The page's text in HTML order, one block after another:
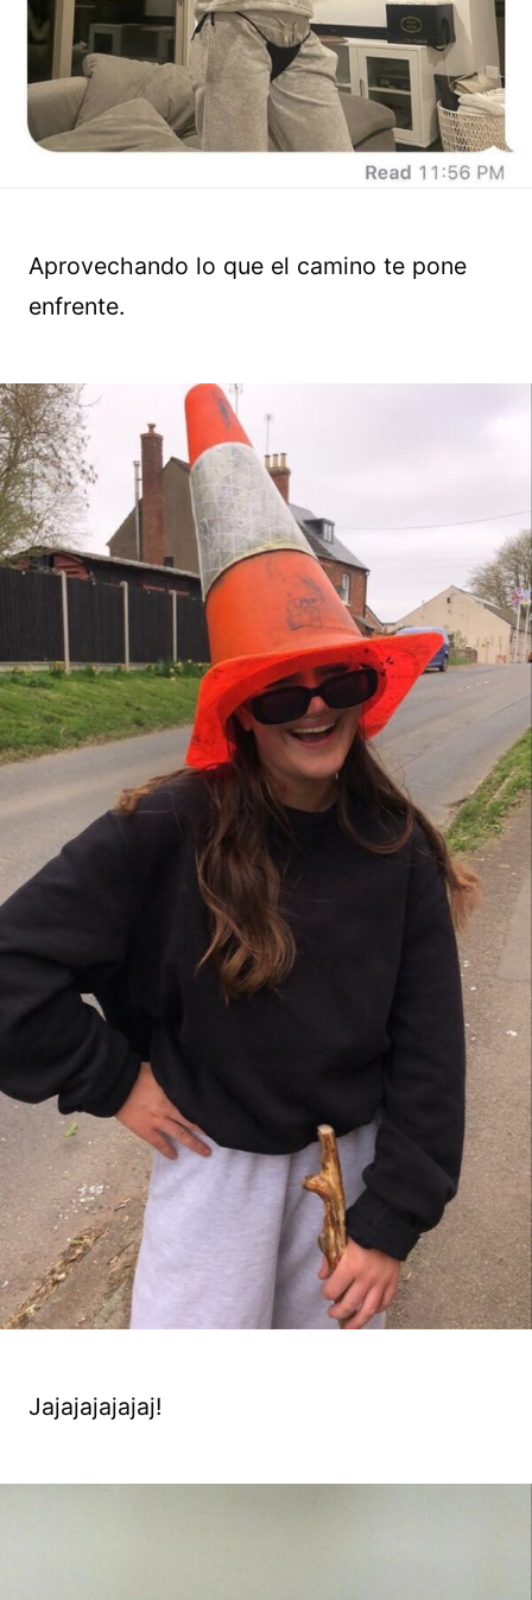
Aprovechando lo que el camino te pone
enfrente.
Jajajajajajaj!